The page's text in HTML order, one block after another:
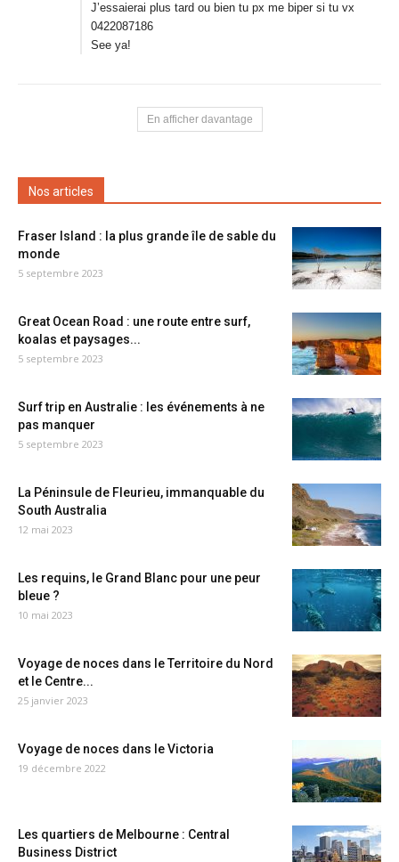
J’essaierai plus tard ou bien tu px me biper si tu vx
0422087186
See ya!
En afficher davantage
Nos articles
Fraser Island : la plus grande île de sable du
monde
5 septembre 2023
Great Ocean Road : une route entre surf,
koalas et paysages...
5 septembre 2023
Surf trip en Australie : les événements à ne
pas manquer
5 septembre 2023
La Péninsule de Fleurieu, immanquable du
South Australia
12 mai 2023
Les requins, le Grand Blanc pour une peur
bleue ?
10 mai 2023
Voyage de noces dans le Territoire du Nord
et le Centre...
25 janvier 2023
Voyage de noces dans le Victoria
19 décembre 2022
Les quartiers de Melbourne : Central
Business District